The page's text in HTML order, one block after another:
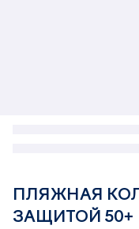
ПЛЯЖНАЯ
ЗАЩИТОЙ 50+